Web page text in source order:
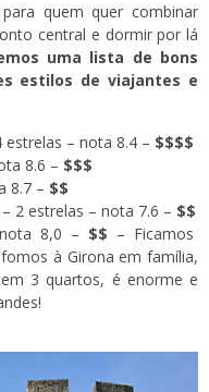
quem quer combinar
central e dormir por lá
uma lista de bons
estilos de viajantes e
estrelas – nota 8.4 – $$$$
8.6 – $$$
8.7 – $$
– 2 estrelas – nota 7.6 – $$
8,0 – $$ – Ficamos
à Girona em família,
3 quartos, é enorme e